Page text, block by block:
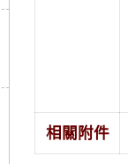
相關附件